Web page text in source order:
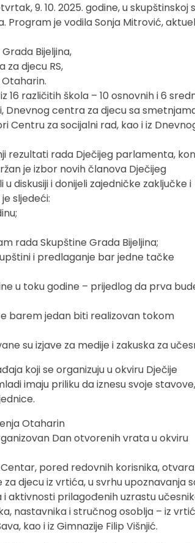
9. 10. 2025. godine, u skupštinskoj
Program je vodila Sonja Mitrović,
Bijeljina,
za djecu RS,
16 različitih škola – 10 osnovnih i 6
Dnevnog centra za djecu sa
Centru za socijalni rad, kao i iz
rezultati rada Dječijeg parlamenta,
je izbor novih članova Dječijeg
diskusiji i donijeli zajedničke zaključke i
sljedeći:
rada Skupštine Grada Bijeljina;
i predlaganje bar jedne tačke
u toku godine – prijedlog da prva
barem jedan biti realizovan tokom
su izjave za medije i zakuska za
koji se organizuju u okviru Dječije
imaju priliku da iznesu svoje stavove,
Otaharin
Dan otvorenih vrata u okviru
pored redovnih korisnika,
djecu iz vrtića, u svrhu upoznavanja
aktivnosti prilagođenih uzrastu
nastavnika i stručnog osoblja – iz
kao i iz Gimnazije Filip Višnjić.